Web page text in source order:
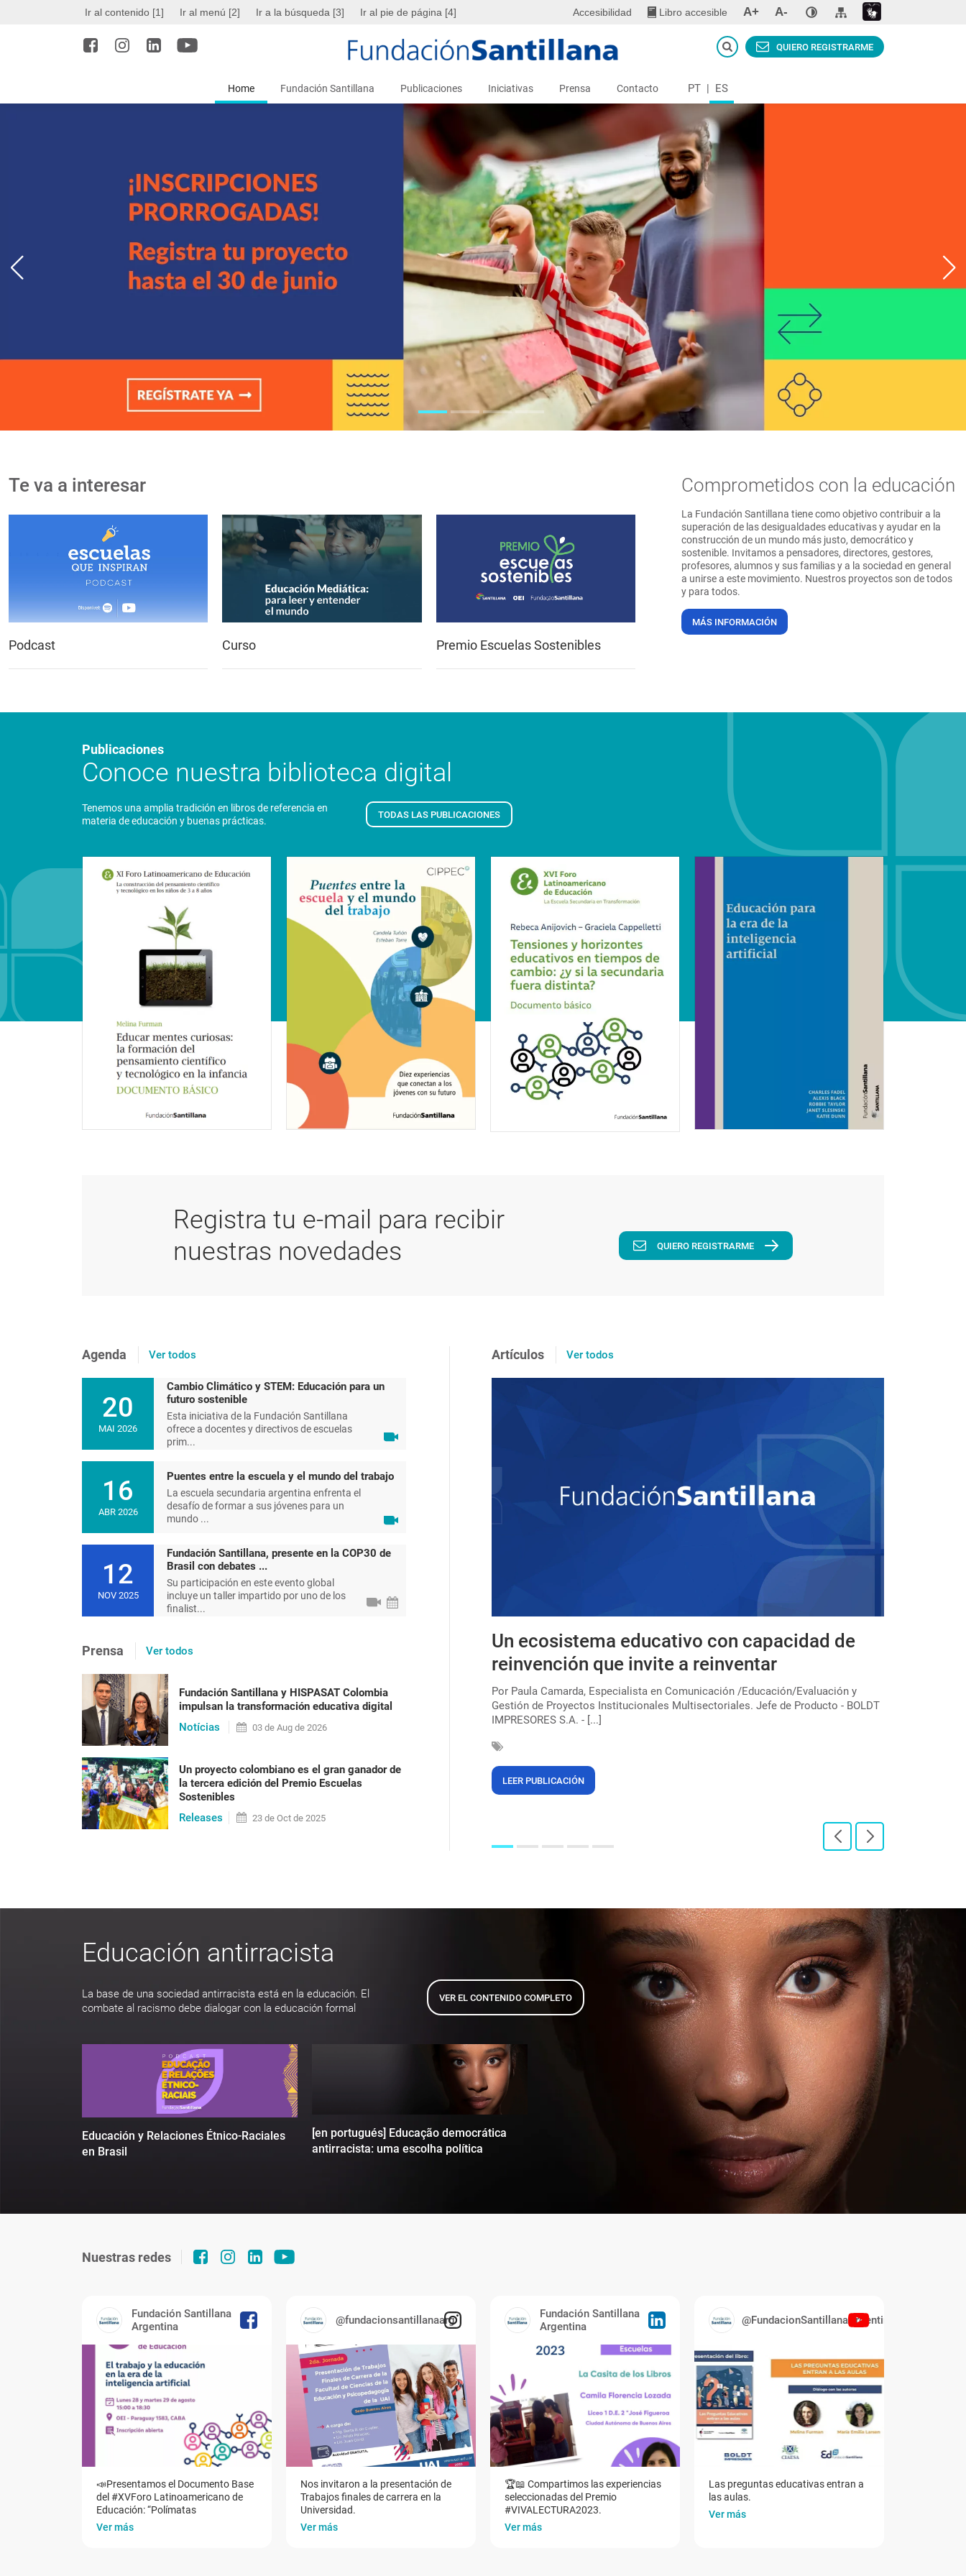
Ir al contenido [1] Ir al menú [2] Ir a la búsqueda [3] Ir al pie de página [4] Accesibilidad Libro accesible A+ A-
Home Fundación Santillana Publicaciones Iniciativas Prensa Contacto PT | ES
QUIERO REGISTRARME
Comprometidos con la educación
La Fundación Santillana tiene como objetivo contribuir a la
superación de las desigualdades educativas y ayudar en la
construcción de un mundo más justo, democrático y
sostenible. Invitamos a pensadores, directores, gestores,
profesores, alumnos y sus familias y a la sociedad en general
a unirse a este movimiento. Nuestros proyectos son de todos
y para todos.
MÁS INFORMACIÓN
Te va a interesar
Podcast Curso Premio Escuelas Sostenibles
Publicaciones
Conoce nuestra biblioteca digital
Tenemos una amplia tradición en libros de referencia en
materia de educación y buenas prácticas.
TODAS LAS PUBLICACIONES
Registra tu e-mail para recibir
nuestras novedades
QUIERO REGISTRARME
Agenda Ver todos
20
MAI 2026
Cambio Climático y STEM: Educación para un
futuro sostenible
Esta iniciativa de la Fundación Santillana
ofrece a docentes y directivos de escuelas
prim...
16
ABR 2026
Puentes entre la escuela y el mundo del trabajo
La escuela secundaria argentina enfrenta el
desafío de formar a sus jóvenes para un
mundo ...
12
NOV 2025
Fundación Santillana, presente en la COP30 de
Brasil con debates ...
Su participación en este evento global
incluye un taller impartido por uno de los
finalist...
Prensa Ver todos
Fundación Santillana y HISPASAT Colombia
impulsan la transformación educativa digital
Notícias
03 de Aug de 2026
Un proyecto colombiano es el gran ganador de
la tercera edición del Premio Escuelas
Sostenibles
Releases
23 de Oct de 2025
Artículos Ver todos
[en portugués] Após 20 anos, uma lei que ainda
precisa ser posta em prática para combater o
racismo
Nilma Lino Gomes Em 2023 o Brasil vai alcançar a marca de 220 milhões de
habitantes, a maioria formada por pessoas negras (56%). Mas, mesmo após 135
anos do fim do reg[...]
LEER PUBLICACIÓN
Un ecosistema educativo con capacidad de
reinvención que invite a reinventar
Por Paula Camarda, Especialista en Comunicación /Educación/Evaluación y
Gestión de Proyectos Institucionales Multisectoriales. Jefe de Producto - BOLDT
IMPRESORES S.A. - [...]
LEER PUBLICACIÓN
Educación antirracista
La base de una sociedad antirracista está en la educación. El
combate al racismo debe dialogar con la educación formal
VER EL CONTENIDO COMPLETO
Educación y Relaciones Étnico-Raciales
en Brasil
[en portugués] Educação democrática
antirracista: uma escolha política
Nuestras redes
Fundación Santillana
Argentina
📣Presentamos el Documento Base
del #XVForo Latinoamericano de
Educación: “Polímatas
Ver más
@fundacionsantillanaarg
Nos invitaron a la presentación de
Trabajos finales de carrera en la
Universidad.
Ver más
Fundación Santillana
Argentina
🏆📖 Compartimos las experiencias
seleccionadas del Premio
#VIVALECTURA2023.
Ver más
@FundacionSantillanaArgentina
Las preguntas educativas entran a
las aulas.
Ver más